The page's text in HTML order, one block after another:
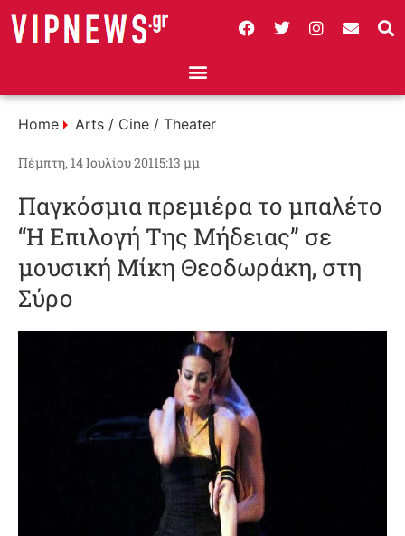
Home Arts / Cine / Theater
Πέμπτη, 14 Ιουλίου 20115:13 μμ
Παγκόσμια πρεμιέρα το μπαλέτο
“Η Επιλογή Της Μήδειας” σε
μουσική Μίκη Θεοδωράκη, στη
Σύρο